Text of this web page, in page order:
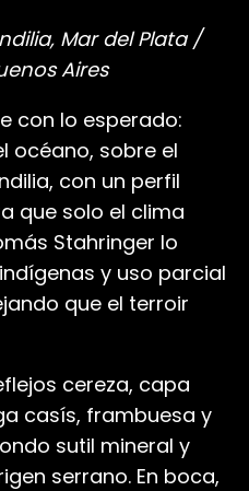
Mar del Plata /
Aires
con lo esperado:
océano, sobre el
con un perfil
que solo el clima
Stahringer lo
y uso parcial
que el terroir
cereza, capa
casís, frambuesa y
sutil mineral y
serrano. En boca,